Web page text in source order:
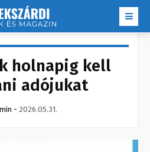
holnapig kell
adójukat
- 2026.05.31.